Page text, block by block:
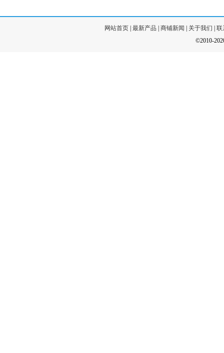
网站首页| 最新产品 商铺新闻 关于我们
联
©2010-